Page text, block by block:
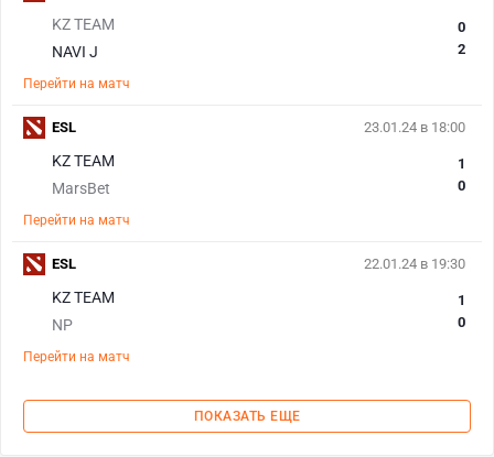
KZ TEAM
NAVI J
0
2
Перейти на матч
23.01.24 в 18:00
KZ TEAM
MarsBet
1
0
Перейти на матч
ESL
22.01.24 в 19:30
KZ TEAM
NP
1
0
Перейти на матч
ESL
ПОКАЗАТЬ ЕЩЕ